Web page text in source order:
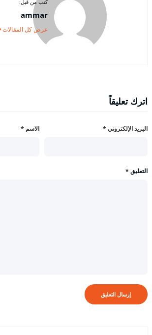
كتب من قبل:
ammar
عرض كل المقالات
اترك تعليقاً
الاسم * البريد الإلكتروني *
التعليق *